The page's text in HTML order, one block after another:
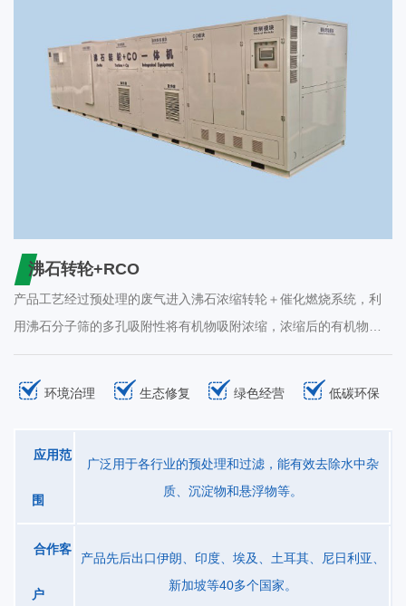
沸石转轮+RCO
产品工艺经过预处理的废气进入沸石浓缩转轮＋催化燃烧系统，利
用沸石分子筛的多孔吸附性将有机物吸附浓缩，浓缩后的有机物在
300 400℃的温度和催化剂的作用下将有机组分中的C、H化合物氧
化分解成无害的CO2和H20等，达到净化空气的目的。技术原理经
（约占处理风量的85% 95%)排放到大气中，一小部分废气（约占处
理风量的5%~15%)对转轮冷却区降温后经換热器被加热到180
脫离到加热的气流中，转轮得以再生，脫附后的高浓度VOCs被送入
气首先在換热器单元进行換热，预热脱附废气并进入催化床。脫附
环境治理 生态修复 绿色经营 低碳环保
应用范
围
广泛用于各行业的预处理和过滤，能有效去除水中杂
质、沉淀物和悬浮物等。
合作客
户
产品先后出口伊朗、印度、埃及、土耳其、尼日利亚、
新加坡等40多个国家。